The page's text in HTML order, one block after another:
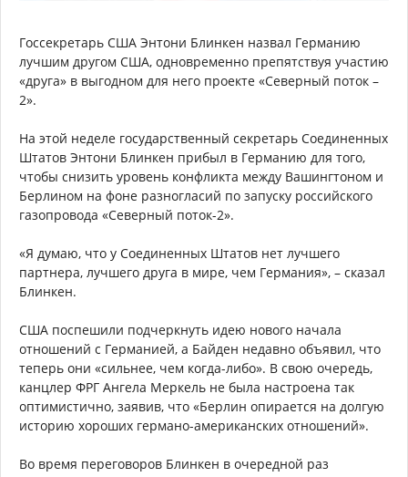
Госсекретарь США Энтони Блинкен назвал Германию
лучшим другом США, одновременно препятствуя участию
«друга» в выгодном для него проекте «Северный поток –
2».
На этой неделе государственный секретарь Соединенных
Штатов Энтони Блинкен прибыл в Германию для того,
чтобы снизить уровень конфликта между Вашингтоном и
Берлином на фоне разногласий по запуску российского
газопровода «Северный поток-2».
«Я думаю, что у Соединенных Штатов нет лучшего
партнера, лучшего друга в мире, чем Германия», – сказал
Блинкен.
США поспешили подчеркнуть идею нового начала
отношений с Германией, а Байден недавно объявил, что
теперь они «сильнее, чем когда-либо». В свою очередь,
канцлер ФРГ Ангела Меркель не была настроена так
оптимистично, заявив, что «Берлин опирается на долгую
историю хороших германо-американских отношений».
Во время переговоров Блинкен в очередной раз